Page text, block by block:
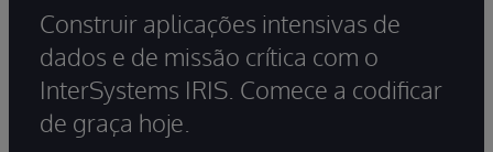
Construir aplicações intensivas de
dados e de missão crítica com o
InterSystems IRIS. Comece a codificar
de graça hoje.